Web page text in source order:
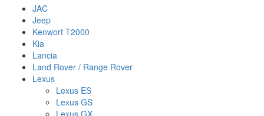
JAC
Jeep
Kenwort T2000
Kia
Lancia
Land Rover / Range Rover
Lexus
Lexus ES
Lexus GS
Lexus GX